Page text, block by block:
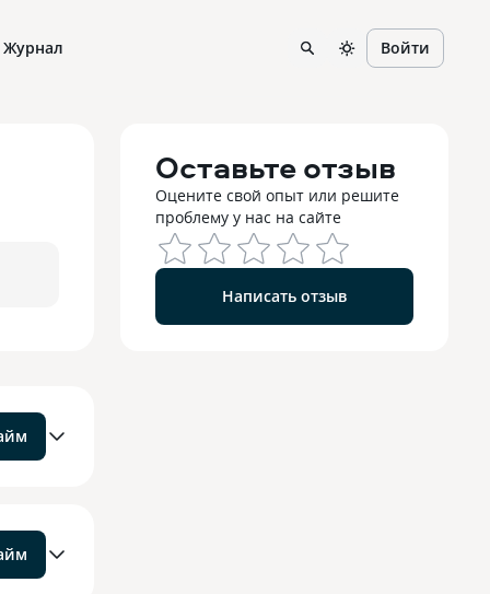
Журнал Войти
Оставьте отзыв
Оцените свой опыт или решите
проблему у нас на сайте
Написать отзыв